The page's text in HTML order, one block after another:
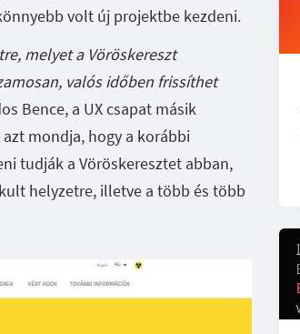
volt új projektbe kezdeni.
melyet a Vöröskereszt
valós időben frissíthet
Bence, a UX csapat másik
azt mondja, hogy a korábbi
tudják a Vöröskeresztet abban,
helyzetre, illetve a több és több